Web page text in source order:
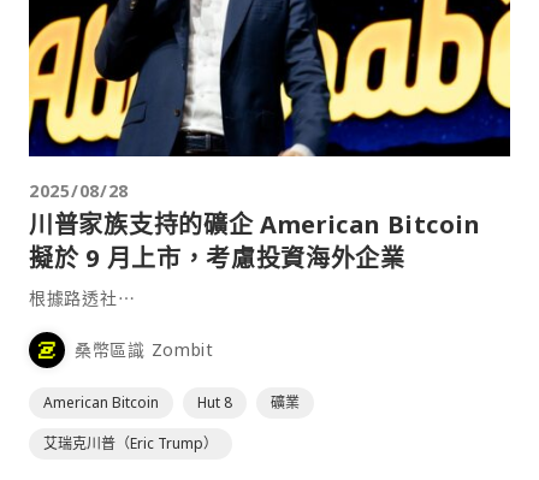
2025/08/28
川普家族支持的礦企 American Bitcoin
擬於 9 月上市，考慮投資海外企業
根據路透社⋯
桑幣區識 Zombit
American Bitcoin Hut 8
礦業
艾瑞克川普（Eric Trump）